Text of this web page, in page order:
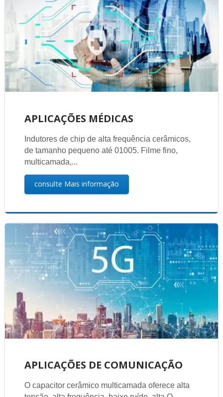
APLICAÇÕES MÉDICAS
Indutores de chip de alta frequência cerâmicos,
de tamanho pequeno até 01005. Filme fino,
multicamada,...
consulte Mais informação
APLICAÇÕES DE COMUNICAÇÃO
O capacitor cerâmico multicamada oferece alta